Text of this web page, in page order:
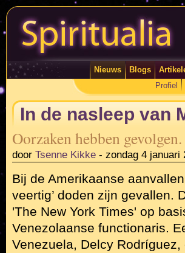
Nieuws Blogs
Profiel
In de nasleep van
Oorzaken hebben
door Tsenne Kikke - zondag 4 januari
Bij de Amerikaanse
veertig’ doden zijn gevallen.
'The New York Times' op
Venezolaanse functionaris.
Venezuela, Delcy